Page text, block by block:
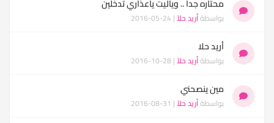
محتاره جداً .. وياليت ياعذاري تدخلين
بواسطةأريد حلاً| 24-05-2016
أريد حلا
بواسطةأريد حلاً| 28-10-2016
مين ينصحني
بواسطةأريد حلاً| 31-08-2016